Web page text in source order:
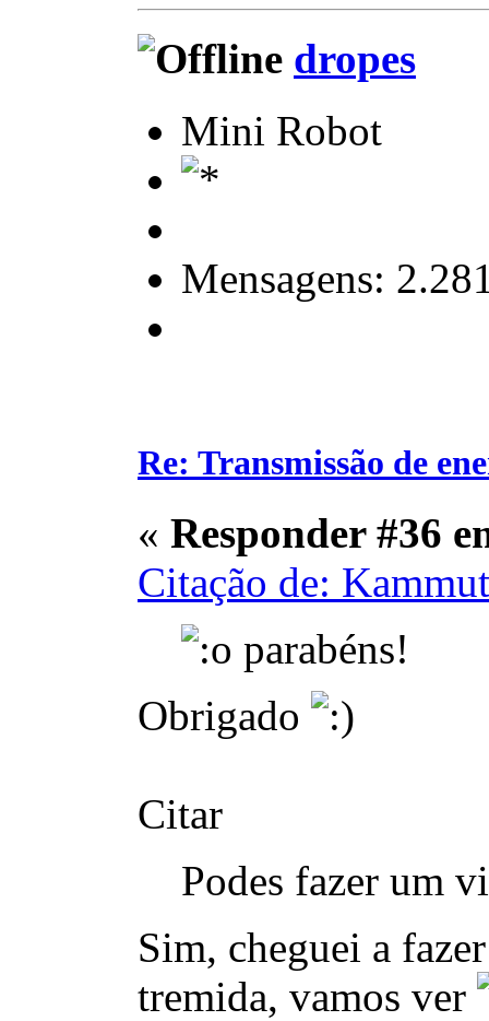
dropes
Mini Robot
Mensagens:
Re: Transmissão de
« Responder #36
Citação de:
parabéns!
Obrigado
Citar
Podes fazer um
Sim, cheguei a
tremida, vamos ver